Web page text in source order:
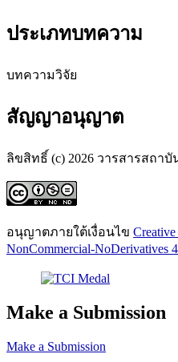
ประเภทบทความ
บทความวิจัย
สัญญาอนุญาต
ลิขสิทธิ์ (c) 2026 วารสารสถา
อนุญาตภายใต้เงื่อนไข
NonCommercial-NoDerivatives
Make a Submission
Make a Submission